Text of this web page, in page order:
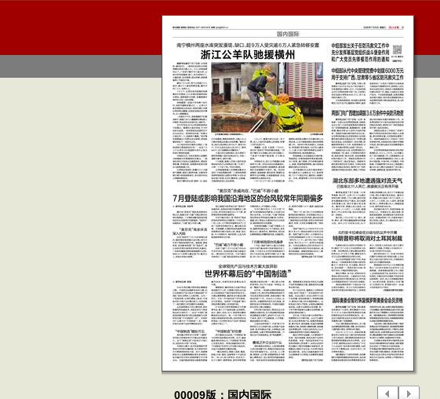
00009版：国内国际